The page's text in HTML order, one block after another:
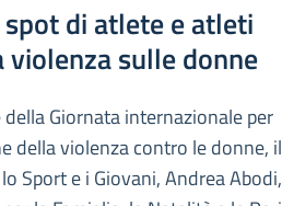
spot di atlete e atleti
violenza sulle donne
della Giornata internazionale per
della violenza contro le donne, il
Sport e i Giovani, Andrea Abodi,